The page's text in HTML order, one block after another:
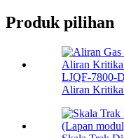
Produk pilihan
LJQF-7800-
Aliran